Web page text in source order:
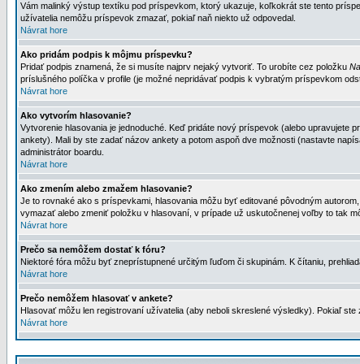
Vám malinký výstup textíku pod príspevkom, ktorý ukazuje, koľkokrát ste tento
užívatelia nemôžu príspevok zmazať, pokiaľ naň niekto už odpovedal.
Návrat hore
Ako pridám podpis k môjmu príspevku?
Pridať podpis znamená, že si musíte najprv nejaký vytvoriť. To urobíte cez položku
príslušného políčka v profile (je možné nepridávať podpis k vybratým príspevkom
Návrat hore
Ako vytvorím hlasovanie?
Vytvorenie hlasovania je jednoduché. Keď pridáte nový príspevok (alebo upravujete
ankety). Mali by ste zadať názov ankety a potom aspoň dve možnosti (nastavte
administrátor boardu.
Návrat hore
Ako zmením alebo zmažem hlasovanie?
Je to rovnaké ako s príspevkami, hlasovania môžu byť editované pôvodným
vymazať alebo zmeniť položku v hlasovaní, v prípade už uskutočnenej voľby to tak
Návrat hore
Prečo sa nemôžem dostať k fóru?
Niektoré fóra môžu byť zneprístupnené určitým ľuďom či skupinám. K čítaniu,
Návrat hore
Prečo nemôžem hlasovať v ankete?
Hlasovať môžu len registrovaní užívatelia (aby neboli skreslené výsledky). Pokiaľ
Návrat hore